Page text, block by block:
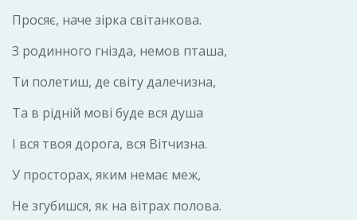
Просяє, наче зірка світанкова.
З родинного гнізда, немов пташа,
Ти полетиш, де світу далечизна,
Та в рідній мові буде вся душа
І вся твоя дорога, вся Вітчизна.
У просторах, яким немає меж,
Не згубишся, як на вітрах полова.